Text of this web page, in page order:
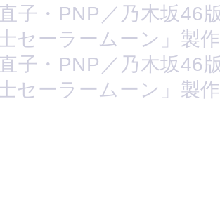
子・PNP／乃木坂46
セーラームーン」製
子・PNP／乃木坂46
セーラームーン」製